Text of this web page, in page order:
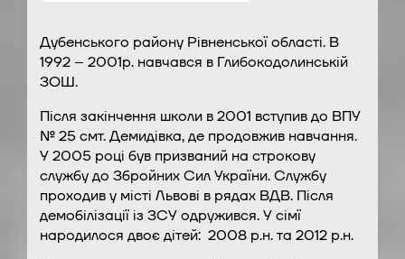
Дубенського району Рівненської області. В
1992 – 2001р. навчався в Глибокодолинській
ЗОШ.
Після закінчення школи в 2001 вступив до ВПУ
№ 25 смт. Демидівка, де продовжив навчання.
У 2005 році був призваний на строкову
службу до Збройних Сил України. Службу
проходив у місті Львові в рядах ВДВ. Після
демобілізації із ЗСУ одружився. У сімї
народилося двоє дітей: 2008 р.н. та 2012 р.н.